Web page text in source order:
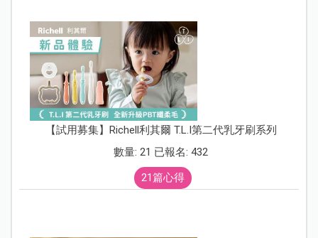
【試用募集】Richell利其爾 T.L.I第二代乳牙刷系列
數量: 21 已報名: 432
21篇心得